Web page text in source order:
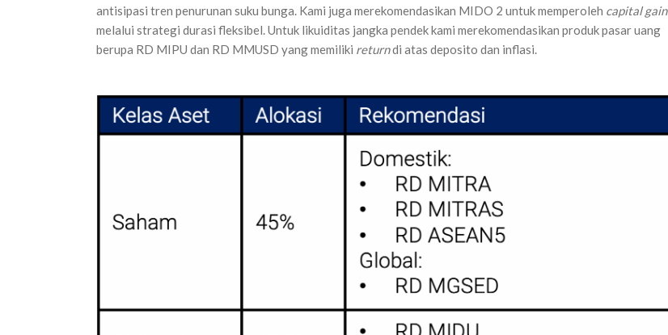
antisipasi tren penurunan suku bunga. Kami juga merekomendasikan MIDO 2 untuk memperoleh capital gain
melalui strategi durasi fleksibel. Untuk likuiditas jangka pendek kami merekomendasikan produk pasar uang
berupa RD MIPU dan RD MMUSD yang memiliki returndi atas deposito dan inflasi.